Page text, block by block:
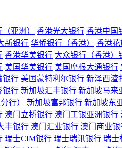
亚洲） 香港光大银行 香港中国
新银行 华侨银行（香港） 香港
香港华美银行 大众银行（香港）
美国华美银行 美国摩根大通银行
银行 美国蒙特利尔银行 新泽西渣
银行 新加坡汇丰银行 新加坡马来
行）
新加坡富邦银行 新加坡东
澳门立桥银行 澳门工银亚洲银行
丰银行 澳门汇业银行 澳门商业银
瑞士CIM银行 瑞士瑞讯银行 瑞士